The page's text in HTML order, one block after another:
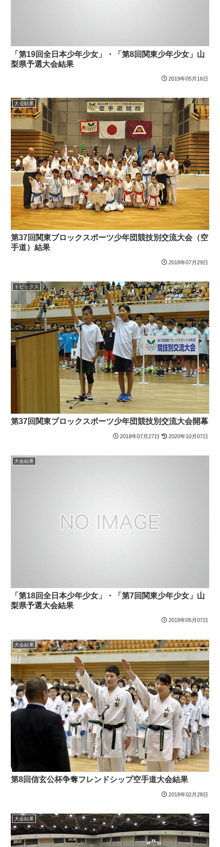
「第19回全日本少年少女」・「第8回関東少年少女」山
梨県予選大会結果
2019年05月16日
大会結果
第37回関東ブロックスポーツ少年団競技別交流大会（空
手道）結果
2018年07月29日
トピックス
第37回関東ブロックスポーツ少年団競技別交流大会開幕
2018年07月27日 2020年10月07日
大会結果
「第18回全日本少年少女」・「第7回関東少年少女」山
梨県予選大会結果
2018年05月07日
大会結果
第8回信玄公杯争奪フレンドシップ空手道大会結果
2018年02月28日
大会結果